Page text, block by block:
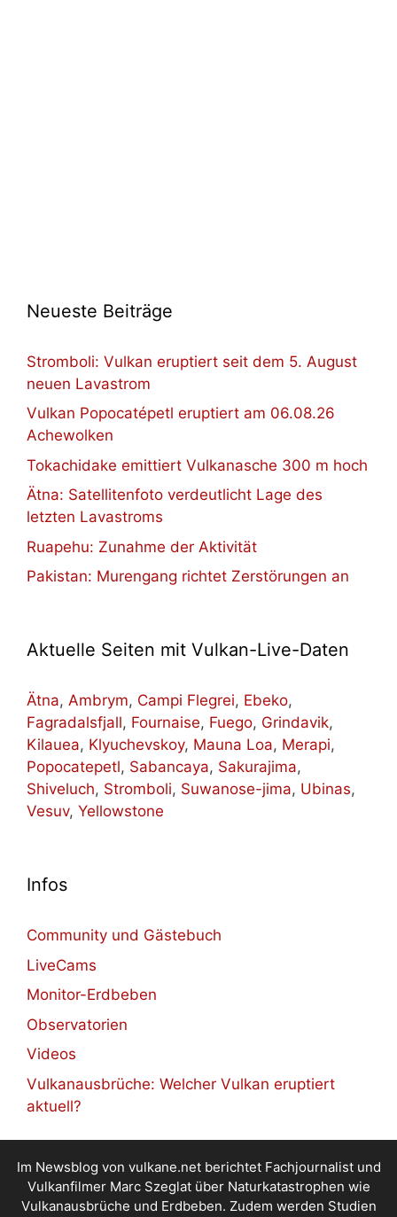
Neueste Beiträge
Stromboli: Vulkan eruptiert seit dem 5. August
neuen Lavastrom
Vulkan Popocatépetl eruptiert am 06.08.26
Achewolken
Tokachidake emittiert Vulkanasche 300 m hoch
Ätna: Satellitenfoto verdeutlicht Lage des
letzten Lavastroms
Ruapehu: Zunahme der Aktivität
Pakistan: Murengang richtet Zerstörungen an
Aktuelle Seiten mit Vulkan-Live-Daten
Ätna, Ambrym, Campi Flegrei, Ebeko,
Fagradalsfjall, Fournaise, Fuego, Grindavik,
Kilauea, Klyuchevskoy, Mauna Loa, Merapi,
Popocatepetl, Sabancaya, Sakurajima,
Shiveluch, Stromboli, Suwanose-jima, Ubinas,
Vesuv, Yellowstone
Infos
Community und Gästebuch
LiveCams
Monitor-Erdbeben
Observatorien
Videos
Vulkanausbrüche: Welcher Vulkan eruptiert
aktuell?
Im Newsblog von vulkane.net berichtet Fachjournalist und
Vulkanfilmer Marc Szeglat über Naturkatastrophen wie
Vulkanausbrüche und Erdbeben. Zudem werden Studien